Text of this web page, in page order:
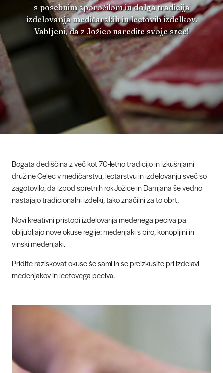
s posebnim sporočilom in dolga tradicija
izdelovanja medičarskih in lectovih izdelkov.
Vabljeni, da z Jožico naredite svoje srce!
Bogata dediščina z več kot 70-letno tradicijo in izkušnjami
družine Celec v medičarstvu, lectarstvu in izdelovanju sveč so
zagotovilo, da izpod spretnih rok Jožice in Damjana še vedno
nastajajo tradicionalni izdelki, tako značilni za to obrt.
Novi kreativni pristopi izdelovanja medenega peciva pa
obljubljajo nove okuse regije: medenjaki s piro, konopljini in
vinski medenjaki.
Pridite raziskovat okuse še sami in se preizkusite pri izdelavi
medenjakov in lectovega peciva.